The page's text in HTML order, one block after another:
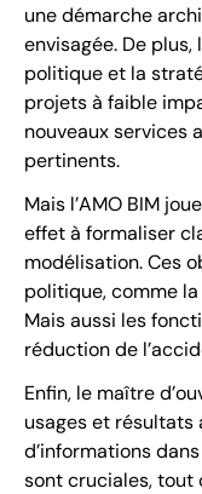
une démarche
envisagée. De
politique et la
projets à faible
nouveaux services
pertinents.
Mais l’AMO BIM
effet à formaliser
modélisation. Ces
politique, comme
Mais aussi les
réduction de
Enfin, le maître
usages et
d’informations
sont cruciales, tout